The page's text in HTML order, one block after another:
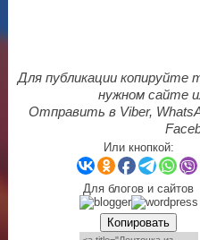
Для публикации
нужном сайте
Отправить в Viber,
Или кнопкой:
Для блогов и сайтов
Копировать